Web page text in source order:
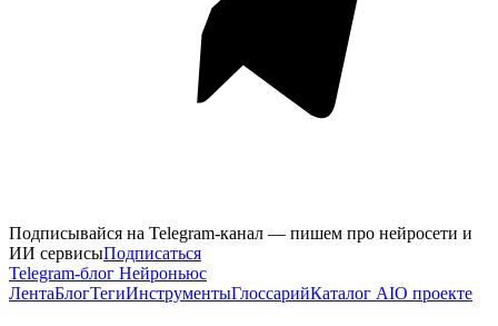
Подписывайся на Telegram-канал — пишем про нейросети и
ИИ сервисыПодписаться
Telegram-блог Нейроньюс
ЛентаБлогТегиИнструментыГлоссарийКаталог AIО проекте